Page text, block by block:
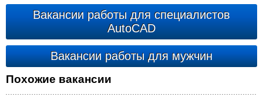
Вакансии работы для специалистов
AutoCAD
Вакансии работы для мужчин
Похожие вакансии